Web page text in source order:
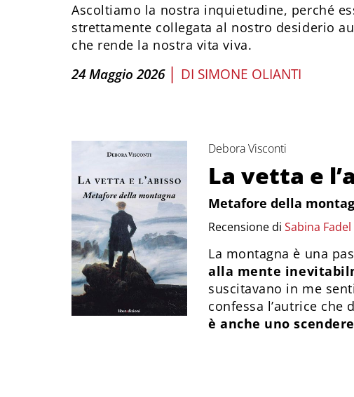
Ascoltiamo la nostra inquietudine, perché
strettamente collegata al nostro desiderio
che rende la nostra vita viva.
24 Maggio 2026 | DI SIMONE OLIANTI
Debora Visconti
La vetta e
Metafore della
Recensione di Sabina Fadel
La montagna è una
alla mente
suscitavano in me
confessa l’autrice
è anche uno